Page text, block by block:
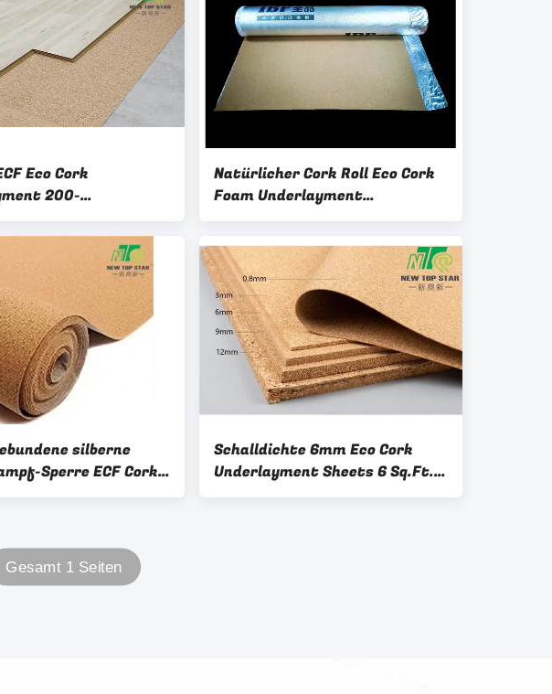
Eco Cork
200-
ISO9001
Natürlicher Cork Roll Eco Cork
Foam Underlayment
200KGS/CBM mit Dampf-
Sperre
silberne
Sperre ECF Cork
Schalldichte 6mm Eco Cork
Underlayment Sheets 6 Sq.Ft.
Rohs
Gesamt 1 Seiten